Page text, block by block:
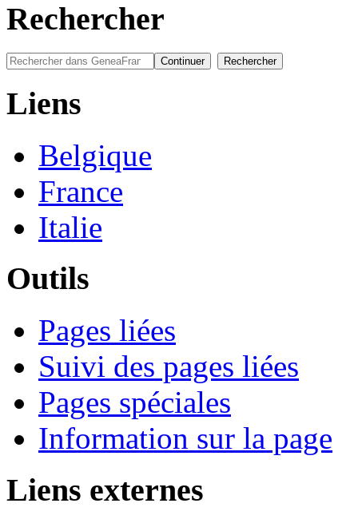
Rechercher
Liens
Belgique
France
Italie
Outils
Pages liées
Suivi des pages liées
Pages spéciales
Information sur la page
Liens externes